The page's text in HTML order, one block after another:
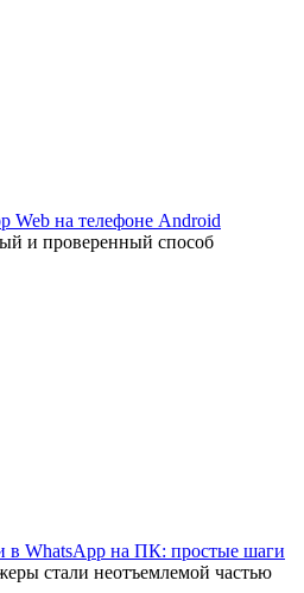
Web на телефоне Android
и проверенный способ
в WhatsApp на ПК: простые шаги
стали неотъемлемой частью